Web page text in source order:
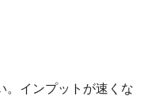
。インプットが速くな